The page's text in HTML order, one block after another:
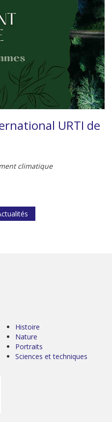
URTI de
climatique
Histoire
Nature
Portraits
Sciences et techniques